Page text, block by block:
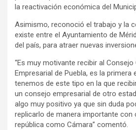
la reactivación económica del
Asimismo, reconoció el trabajo y la
existe entre el Ayuntamiento de
del país, para atraer nuevas
“Es muy motivante recibir al
Empresarial de Puebla, es la primera
tenemos de este tipo en la que
un consejo empresarial de otro
algo muy positivo ya que sin duda
replicarlo de manera importante
república como Cámara” comentó.